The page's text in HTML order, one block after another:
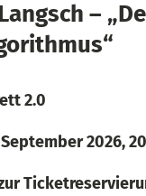
–
2.0
2026,